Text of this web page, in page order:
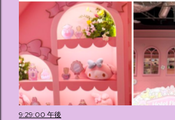
9:29:00 午後